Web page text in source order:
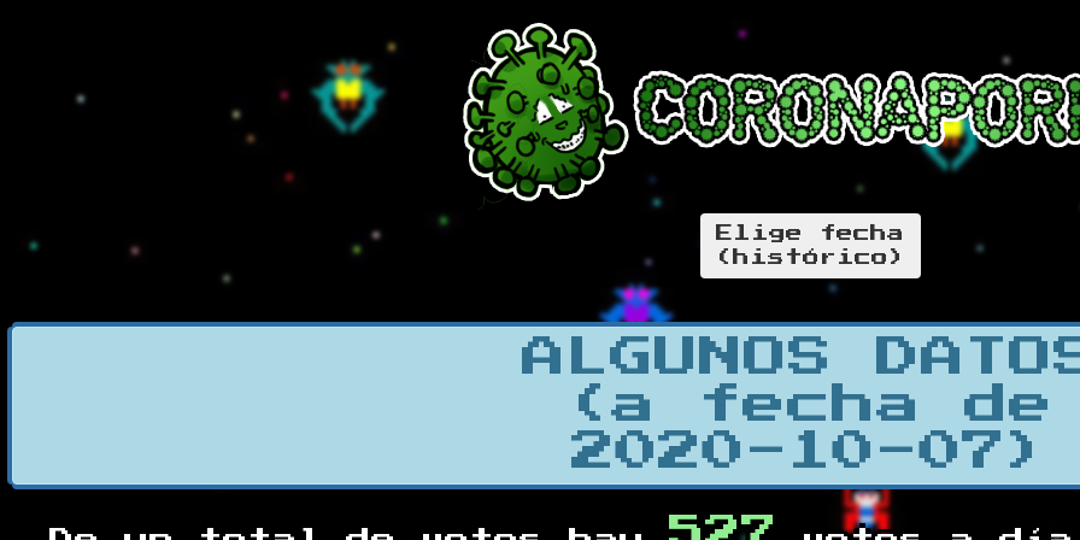
Elige fecha
(histórico)
ALGUNOS
(a fecha de
2020-10-07)